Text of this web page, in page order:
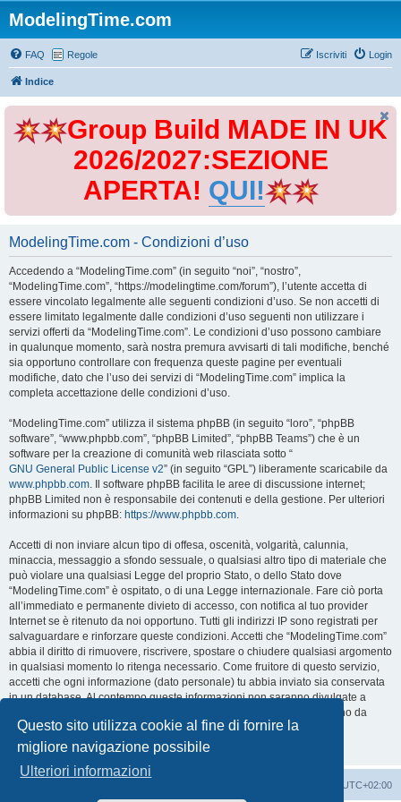
Questo sito utilizza cookie al fine di fornire la
migliore navigazione possibile
Ulteriori informazioni
ModelingTime.com
FAQ Regole Login
Iscriviti
Indice
Group Build MADE IN UK
2026/2027:SEZIONE
APERTA! QUI!
ModelingTime.com - Condizioni d’uso
Accedendo a “ModelingTime.com” (in seguito “noi”, “nostro”,
“ModelingTime.com”, “https://modelingtime.com/forum”), l’utente accetta di
essere vincolato legalmente alle seguenti condizioni d’uso. Se non accetti di
essere limitato legalmente dalle condizioni d’uso seguenti non utilizzare i
servizi offerti da “ModelingTime.com”. Le condizioni d’uso possono cambiare
in qualunque momento, sarà nostra premura avvisarti di tali modifiche, benché
sia opportuno controllare con frequenza queste pagine per eventuali
modifiche, dato che l’uso dei servizi di “ModelingTime.com” implica la
completa accettazione delle condizioni d’uso.
“ModelingTime.com” utilizza il sistema phpBB (in seguito “loro”, “phpBB
software”, “www.phpbb.com”, “phpBB Limited”, “phpBB Teams”) che è un
software per la creazione di comunità web rilasciata sotto “
GNU General Public License v2” (in seguito “GPL”) liberamente scaricabile da
www.phpbb.com. Il software phpBB facilita le aree di discussione internet;
phpBB Limited non è responsabile dei contenuti e della gestione. Per ulteriori
informazioni su phpBB: https://www.phpbb.com.
Accetti di non inviare alcun tipo di offesa, oscenità, volgarità, calunnia,
minaccia, messaggio a sfondo sessuale, o qualsiasi altro tipo di materiale che
può violare una qualsiasi Legge del proprio Stato, o dello Stato dove
“ModelingTime.com” è ospitato, o di una Legge internazionale. Fare ciò porta
all’immediato e permanente divieto di accesso, con notifica al tuo provider
Internet se è ritenuto da noi opportuno. Tutti gli indirizzi IP sono registrati per
salvaguardare e rinforzare queste condizioni. Accetti che “ModelingTime.com”
abbia il diritto di rimuovere, riscrivere, spostare o chiudere qualsiasi argomento
in qualsiasi momento lo ritenga necessario. Come fruitore di questo servizio,
accetti che ogni informazione (dato personale) tu abbia inviato sia conservata
in un database. Al contempo queste informazioni non saranno divulgate a
nessuno senza il tuo consenso, né “ModelingTime.com” o phpBB sono da
ritenersi responsabili per qualsiasi violazione al sistema che possa
compromettere queste informazioni.
UTC+02:00